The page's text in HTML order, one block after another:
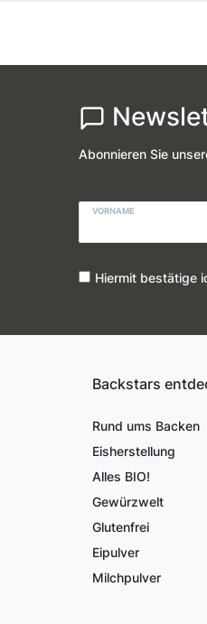
Abonnieren Sie
VORNAME
Hiermit bestätige
Backstars
Rund ums Backen
Eisherstellung
Alles BIO!
Gewürzwelt
Glutenfrei
Eipulver
Milchpulver